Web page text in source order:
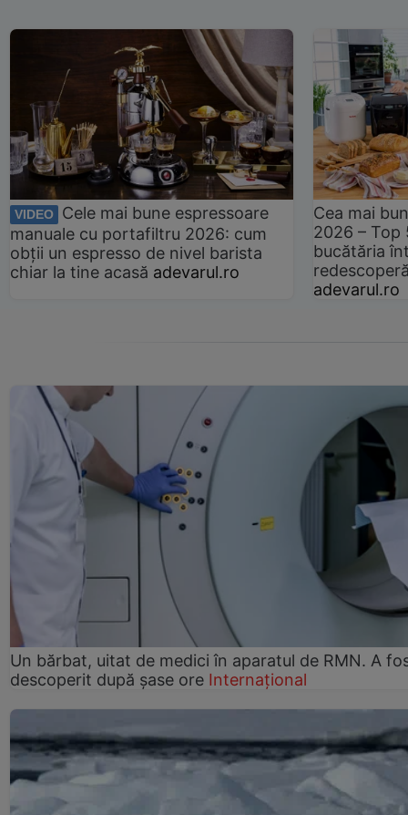
VIDEO
Cele mai bune espressoare
manuale cu portafiltru 2026: cum
obții un espresso de nivel barista
chiar la tine acasă adevarul.ro
Cea mai
2026 –
bucătăria
adevarul.ro
Un bărbat, uitat de medici în aparatul de RMN. A
descoperit după șase ore Internațional